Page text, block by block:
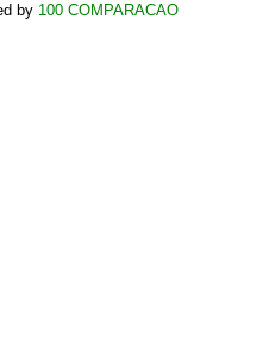
by 100 COMPARACAO